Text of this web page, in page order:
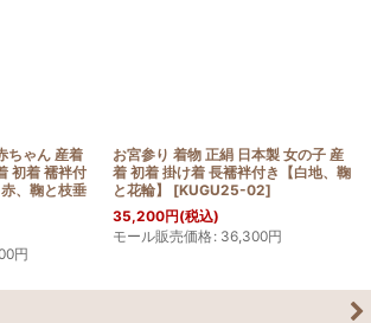
ちゃん 産着
初着 襦袢付
、鞠と枝垂
円
お宮参り 着物 正絹 日本製 女の子 産
着 初着 掛け着 長襦袢付き【白地、鞠
と花輪】
[KUGU25-02]
35,200円(税込)
モール販売価格: 36,300円